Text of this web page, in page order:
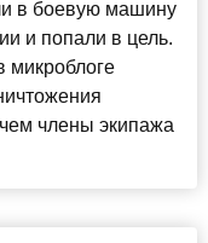
в боевую машину
и попали в цель.
микроблоге
члены экипажа